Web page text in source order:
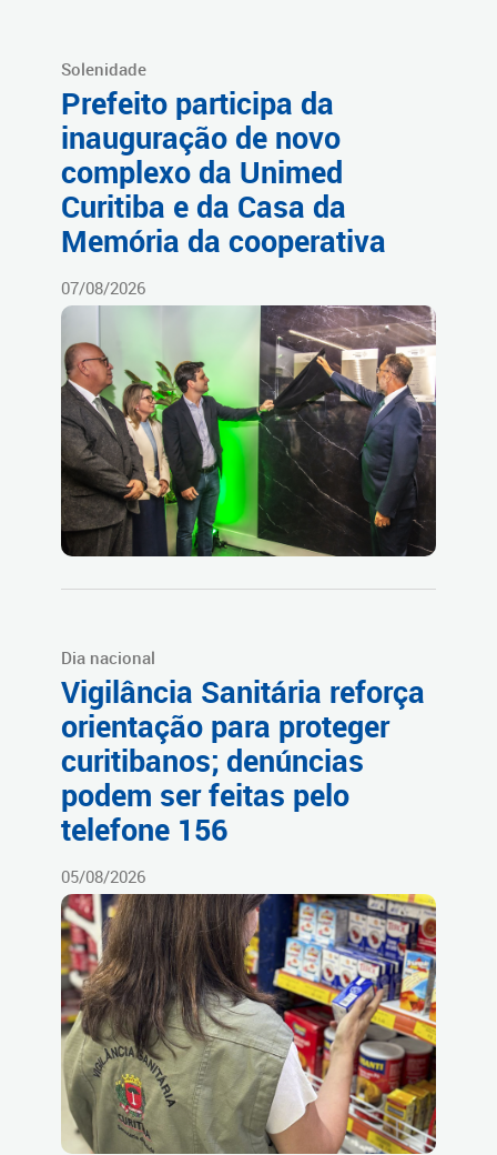
Solenidade
Prefeito participa da
inauguração de novo
complexo da Unimed
Curitiba e da Casa da
Memória da cooperativa
07/08/2026
Dia nacional
Vigilância Sanitária reforça
orientação para proteger
curitibanos; denúncias
podem ser feitas pelo
telefone 156
05/08/2026